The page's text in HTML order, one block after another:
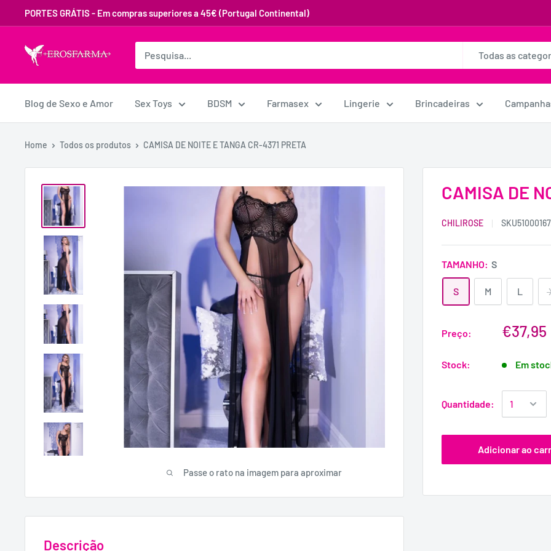
PORTES GRÁTIS - Em compras superiores a 45€ (Portugal Continental)
Todas as
Blog de Sexo e Amor Sex Toys BDSM Farmasex Lingerie Brincadeiras
Home Todos os produtos CAMISA DE NOITE E TANGA CR-4371 PRETA
Passe o rato na imagem para aproximar
CAMISA DE
CHILIROSE SKU
TAMANHO: S
S M L
Preço: €37,95
Stock: Em
Quantidade:
Adicionar ao
Descrição